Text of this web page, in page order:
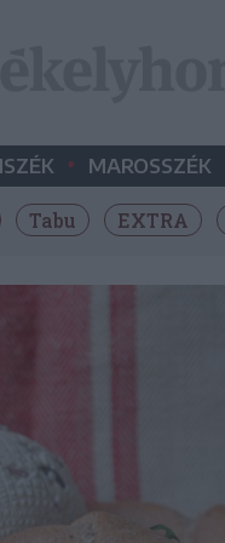
• MAROSSZÉK
Tabu EXTRA